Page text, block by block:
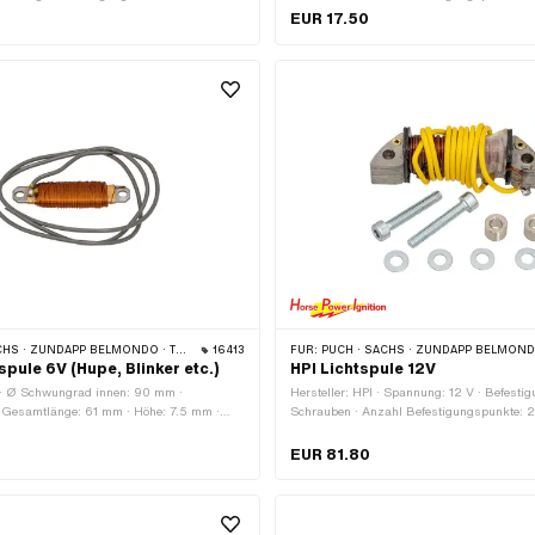
2 Stk. · Anwendungsbereich:
Befestigungsloch: 6.4 mm · Lochabstand:
EUR 17.50
· TOMOS · DKW · HERCULES · KREIDLER · ZÜNDAPP · KTM · RIXE 16413
6V (Hupe, Blinker etc.)
Ø Schwungrad innen: 90 mm ·
61 mm · Höhe: 7.5 mm ·
4.6 mm · Lochabstand: 54
FÜR: PUCH · SACHS · ZÜNDAPP BELMONDO · TOMOS · DKW · HERCULES · KREIDLER · ZÜNDAPP
HPI Lichtspule 12V
Hersteller: HPI · Spannung: 12 V ·
Schrauben · Anzahl Befestigungspunkte: 2
Anwendungsbereich: Performance ·
EUR 81.80